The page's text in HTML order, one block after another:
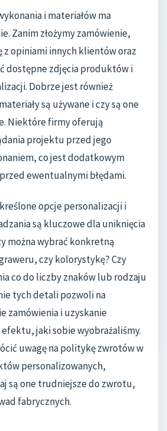
i materiałów ma
Zanim złożymy zamówienie,
z opiniami innych klientów oraz
dostępne zdjęcia produktów i
Dobrze jest również
są używane i czy są one
Niektóre firmy oferują
projektu przed jego
co jest dodatkowym
ewentualnymi błędami.
opcje personalizacji i
są kluczowe dla uniknięcia
można wybrać konkretną
czy kolorystykę? Czy
co do liczby znaków lub rodzaju
tych detali pozwoli na
zamówienia i uzyskanie
jaki sobie wyobrażaliśmy.
uwagę na politykę zwrotów w
personalizowanych,
są one trudniejsze do zwrotu,
fabrycznych.